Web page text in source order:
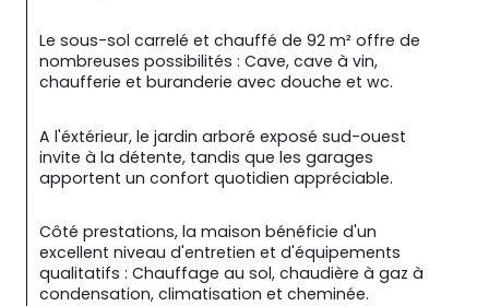
Le sous-sol carrelé et chauffé de 92 m² offre de
nombreuses possibilités : Cave, cave à vin,
chaufferie et buranderie avec douche et wc.
A l'éxtérieur, le jardin arboré exposé sud-ouest
invite à la détente, tandis que les garages
apportent un confort quotidien appréciable.
Côté prestations, la maison bénéficie d'un
excellent niveau d'entretien et d'équipements
qualitatifs : Chauffage au sol, chaudière à gaz à
condensation, climatisation et cheminée.